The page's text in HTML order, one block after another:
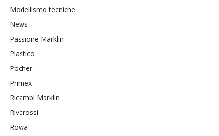
Modellismo tecniche
News
Passione Marklin
Plastico
Pocher
Primex
Ricambi Marklin
Rivarossi
Rowa